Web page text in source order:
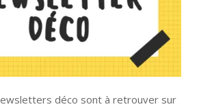
déco sont à retrouver sur